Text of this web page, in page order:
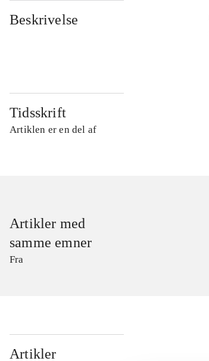
Beskrivelse
Tidsskrift
Artiklen er en del af
Artikler med
samme emner
Fra
Artikler